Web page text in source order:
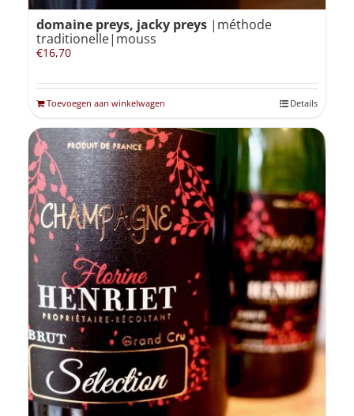
domaine preys, jacky preys |méthode
traditionelle|mouss
€16,70
Toevoegen aan winkelwagen Details